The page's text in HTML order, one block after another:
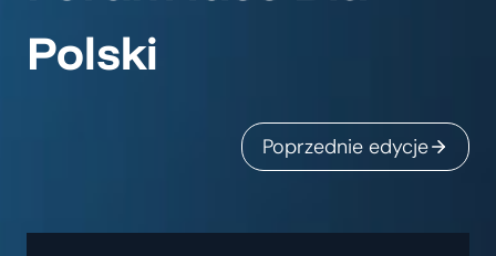
Polski
Poprzednie edycje